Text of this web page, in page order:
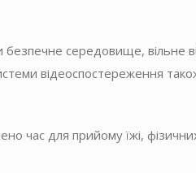
середовище, вільне
відеоспостереження
час для прийому їжі,